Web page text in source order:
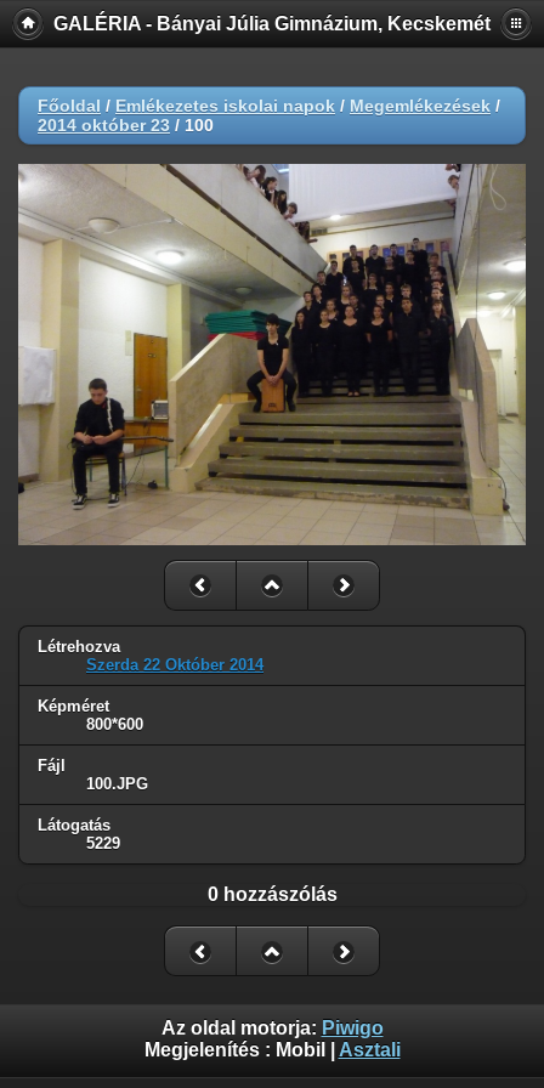
GALÉRIA - Bányai Júlia Gimnázium, Kecskemét
Főoldal / Emlékezetes iskolai napok / Megemlékezések /
2014 október 23 / 100
Létrehozva
Szerda 22 Október 2014
Képméret
800*600
Fájl
100.JPG
Látogatás
5229
0 hozzászólás
Az oldal motorja: Piwigo
Megjelenítés : Mobil Asztali